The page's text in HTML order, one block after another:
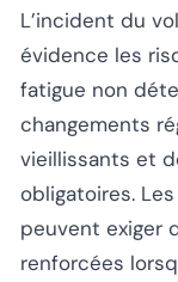
L’incident du
évidence les
fatigue non
changements
vieillissants et
obligatoires.
peuvent exiger
renforcées